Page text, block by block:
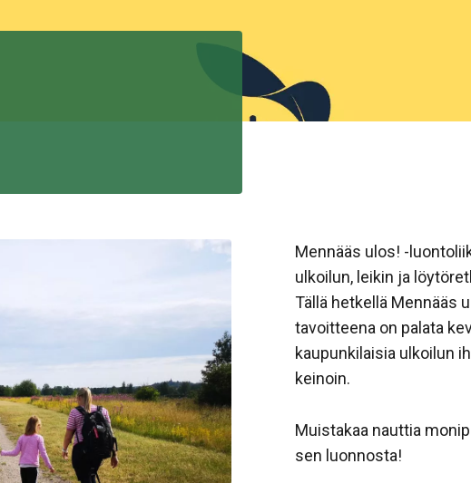
Mennääs ulos! -
ulkoilun, leikin ja
Tällä hetkellä Mennääs
tavoitteena on palata
kaupunkilaisia ulkoilun
keinoin.
Muistakaa nauttia
sen luonnosta!